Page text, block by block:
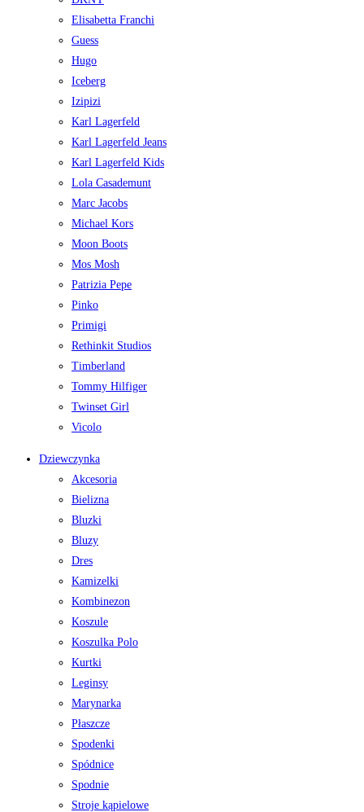
Elisabetta Franchi
Guess
Hugo
Iceberg
Izipizi
Karl Lagerfeld
Karl Lagerfeld Jeans
Karl Lagerfeld Kids
Lola Casademunt
Marc Jacobs
Michael Kors
Moon Boots
Mos Mosh
Patrizia Pepe
Pinko
Primigi
Rethinkit Studios
Timberland
Tommy Hilfiger
Twinset Girl
Vicolo
Dziewczynka
Akcesoria
Bielizna
Bluzki
Bluzy
Dres
Kamizelki
Kombinezon
Koszule
Koszulka Polo
Kurtki
Leginsy
Marynarka
Płaszcze
Spodenki
Spódnice
Spodnie
Stroje kąpielowe